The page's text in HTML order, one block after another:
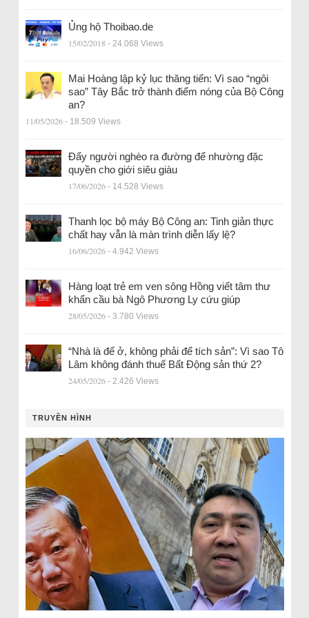
Ủng hộ Thoibao.de
15/02/2018 - 24.068 Views
Mai Hoàng lập kỷ lục thăng tiến: Vì sao “ngôi
sao” Tây Bắc trở thành điểm nóng của Bộ Công
an?
11/05/2026 - 18.509 Views
Đẩy người nghèo ra đường để nhường đặc
quyền cho giới siêu giàu
17/06/2026 - 14.528 Views
Thanh lọc bộ máy Bộ Công an: Tinh giản thực
chất hay vẫn là màn trình diễn lấy lệ?
16/06/2026 - 4.942 Views
Hàng loạt trẻ em ven sông Hồng viết tâm thư
khẩn cầu bà Ngô Phương Ly cứu giúp
28/05/2026 - 3.780 Views
“Nhà là để ở, không phải để tích sản”: Vì sao Tô
Lâm không đánh thuế Bất Động sản thứ 2?
24/05/2026 - 2.426 Views
TRUYỀN HÌNH